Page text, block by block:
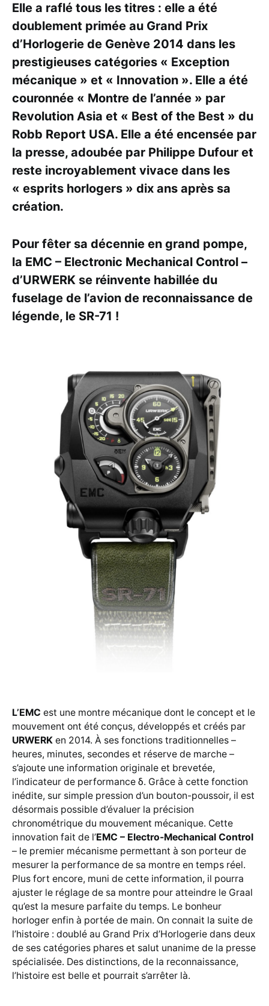
Elle a raflé tous les titres : elle a été
doublement primée au Grand Prix
d’Horlogerie de Genève 2014 dans les
prestigieuses catégories « Exception
mécanique » et « Innovation ». Elle a été
couronnée « Montre de l’année » par
Revolution Asia et « Best of the Best » du
Robb Report USA. Elle a été encensée par
la presse, adoubée par Philippe Dufour et
reste incroyablement vivace dans les
« esprits horlogers » dix ans après sa
création.
Pour fêter sa décennie en grand pompe,
la EMC – Electronic Mechanical Control –
d’URWERK se réinvente habillée du
fuselage de l’avion de reconnaissance de
légende, le SR-71 !
L’EMC est une montre mécanique dont le concept et le
mouvement ont été conçus, développés et créés par
URWERK en 2014. À ses fonctions traditionnelles –
heures, minutes, secondes et réserve de marche –
s’ajoute une information originale et brevetée,
l’indicateur de performance δ. Grâce à cette fonction
inédite, sur simple pression d’un bouton-poussoir, il est
désormais possible d’évaluer la précision
chronométrique du mouvement mécanique. Cette
innovation fait de l’EMC – Electro-Mechanical Control
– le premier mécanisme permettant à son porteur de
mesurer la performance de sa montre en temps réel.
Plus fort encore, muni de cette information, il pourra
ajuster le réglage de sa montre pour atteindre le Graal
qu’est la mesure parfaite du temps. Le bonheur
horloger enfin à portée de main. On connait la suite de
l’histoire : doublé au Grand Prix d’Horlogerie dans deux
de ses catégories phares et salut unanime de la presse
spécialisée. Des distinctions, de la reconnaissance,
l’histoire est belle et pourrait s’arrêter là.